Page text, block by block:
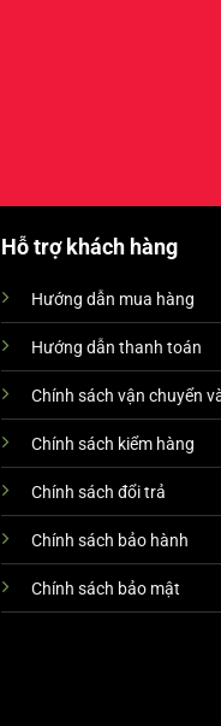
Hỗ trợ khách hàng
Hướng dẫn mua hàng
Hướng dẫn thanh toán
Chính sách vận chuyển
Chính sách kiểm hàng
Chính sách đổi trả
Chính sách bảo hành
Chính sách bảo mật